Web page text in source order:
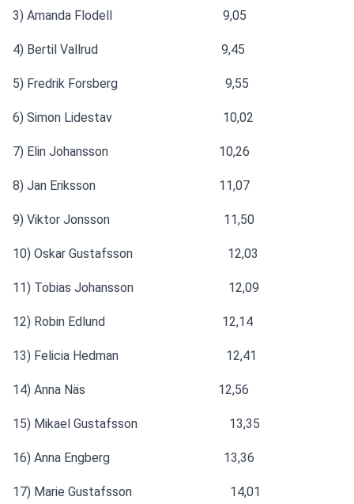
3) Amanda Flodell                                   9,05
4) Bertil Vallrud                                       9,45
5) Fredrik Forsberg                                  9,55
6) Simon Lidestav                                   10,02
7) Elin Johansson                                   10,26
8) Jan Eriksson                                       11,07
9) Viktor Jonsson                                    11,50
10) Oskar Gustafsson                              12,03
11) Tobias Johansson                              12,09
12) Robin Edlund                                     12,14
13) Felicia Hedman                                  12,41
14) Anna Näs                                          12,56
15) Mikael Gustafsson                             13,35
16) Anna Engberg                                    13,36
17) Marie Gustafsson                               14,01